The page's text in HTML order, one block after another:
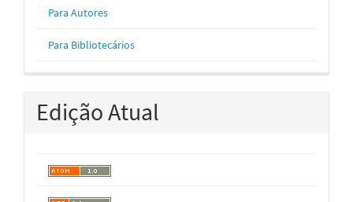
Para Autores
Para Bibliotecários
Edição Atual